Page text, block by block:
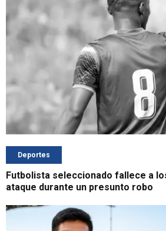
Deportes
Futbolista seleccionado fallece a
ataque durante un presunto robo